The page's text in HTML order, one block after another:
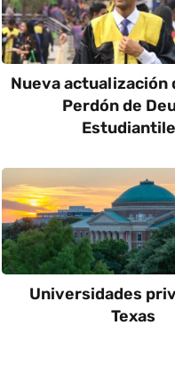
Nueva actualización
Perdón de
Universidades
Texas